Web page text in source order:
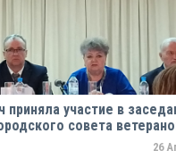
приняла участие в
совета
26